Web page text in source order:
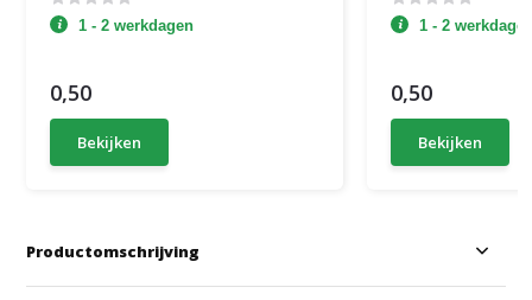
1 - 2 werkdagen
0,50
Bekijken
1 - 2
0,50
Bekijken
Productomschrijving